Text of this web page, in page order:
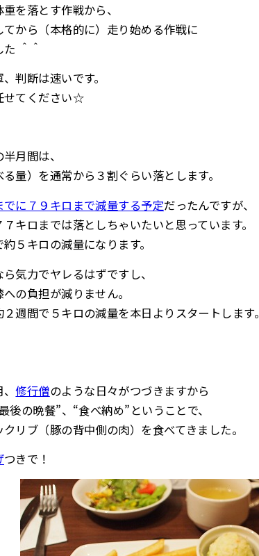
を落とす作戦から、
から（本格的に）走り始める作戦に
＾＾
判断は速いです。
せてください☆
月間は、
量）を通常から３割ぐらい落とします。
でに７９キロまで減量する予定だったんですが、
キロまでは落としちゃいたいと思っています。
５キロの減量になります。
気力でヤレるはずですし、
の負担が減りません。
週間で５キロの減量を本日よりスタートします。
、修行僧のような日々がつづきますから
後の晩餐”、“食べ納め”ということで、
リブ（豚の背中側の肉）を食べてきました。
つきで！